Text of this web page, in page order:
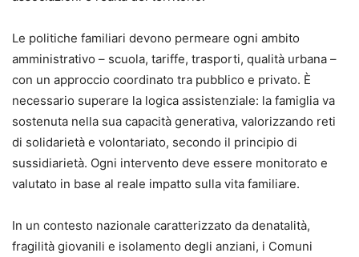
Le politiche familiari devono permeare ogni ambito
amministrativo – scuola, tariffe, trasporti, qualità urbana –
con un approccio coordinato tra pubblico e privato. È
necessario superare la logica assistenziale: la famiglia va
sostenuta nella sua capacità generativa, valorizzando reti
di solidarietà e volontariato, secondo il principio di
sussidiarietà. Ogni intervento deve essere monitorato e
valutato in base al reale impatto sulla vita familiare.
In un contesto nazionale caratterizzato da denatalità,
fragilità giovanili e isolamento degli anziani, i Comuni